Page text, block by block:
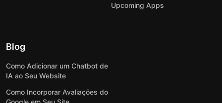
Upcoming Apps
Blog
Como Adicionar um Chatbot de
IA ao Seu Website
Como Incorporar Avaliações do